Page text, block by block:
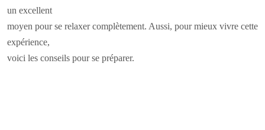
un excellent
moyen pour se relaxer complètement. Aussi, pour mieux vivre cette
expérience,
voici les conseils pour se préparer.